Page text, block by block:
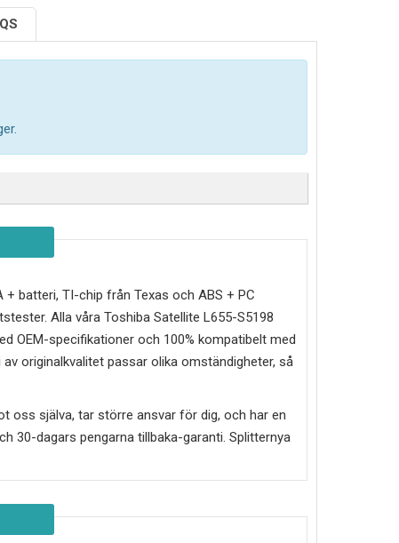
batteri, TI-chip från Texas och ABS + PC
Alla våra Toshiba Satellite L655-S5198
OEM-specifikationer och 100% kompatibelt med
originalkvalitet passar olika omständigheter, så
oss själva, tar större ansvar för dig, och har en
30-dagars pengarna tillbaka-garanti. Splitternya